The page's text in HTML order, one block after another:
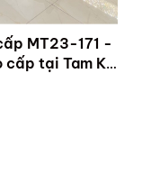
MT23-171 -
cấp tại Tam Kỳ,